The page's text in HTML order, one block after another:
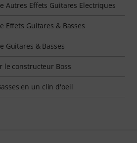
Autres Effets Guitares Electriques
Effets Guitares & Basses
Guitares & Basses
le constructeur Boss
en un clin d'oeil